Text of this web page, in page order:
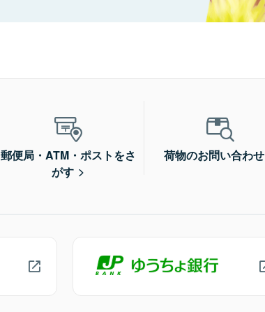
郵便局・ATM・ポストをさ
がす
荷物のお問い合わせ